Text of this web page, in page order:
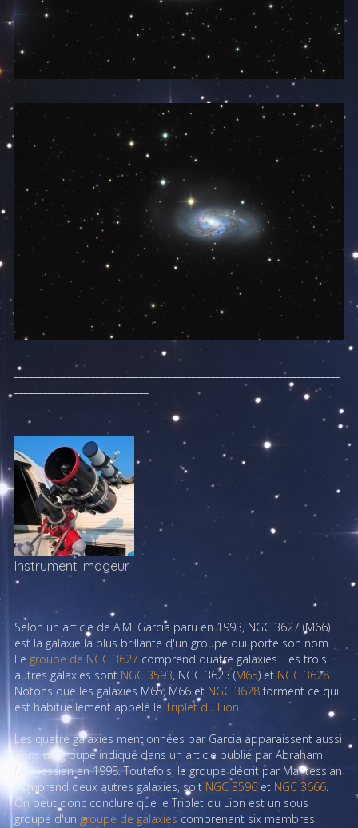
____________________________________________________________________
____________________________
Instrument imageur
Selon un article de A.M. Garcia paru en 1993, NGC 3627 (M66)
est la galaxie la plus brillante d'un groupe qui porte son nom.
Le groupe de NGC 3627 comprend quatre galaxies. Les trois
autres galaxies sont NGC 3593, NGC 3623 (M65) et NGC 3628.
Notons que les galaxies M65, M66 et NGC 3628forment ce qui
est habituellement appelé le Triplet du Lion.
Les quatre galaxies mentionnées par Garcia apparaissent aussi
dans un groupe indiqué dans un article publié par Abraham
Mahtessian en 1998. Toutefois, le groupe décrit par Mahtessian
comprend deux autres galaxies, soit NGC 3596et NGC 3666.
On peut donc conclure que le Triplet du Lion est un sous
groupe d'un groupe de galaxies comprenant six membres.